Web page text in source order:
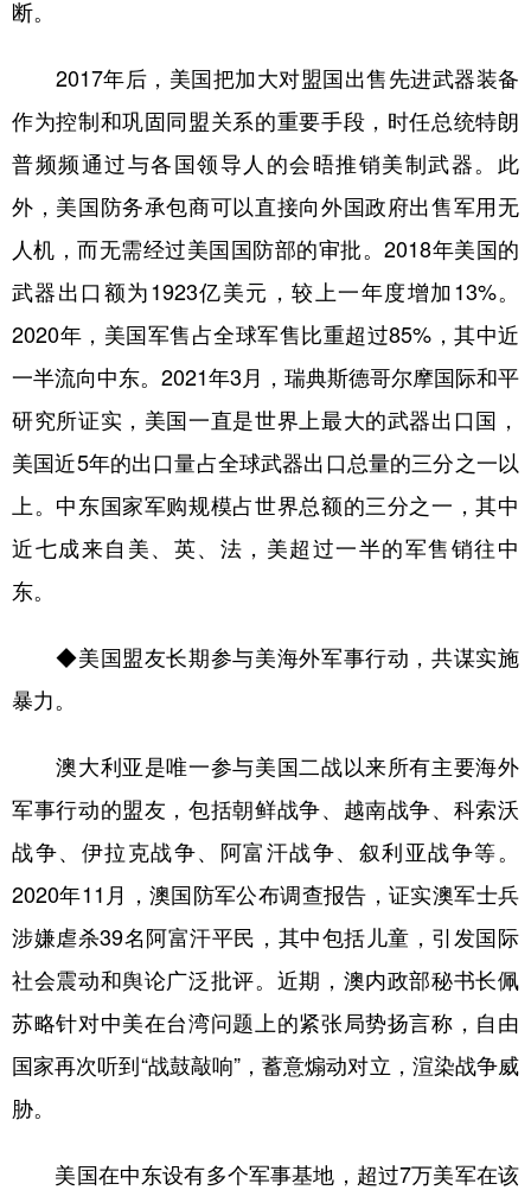
断。
2017年后，美国把加大对盟国出售先进武器装备
作为控制和巩固同盟关系的重要手段，时任总统特朗
普频频通过与各国领导人的会晤推销美制武器。此
外，美国防务承包商可以直接向外国政府出售军用无
人机，而无需经过美国国防部的审批。2018年美国的
武器出口额为1923亿美元，较上一年度增加13%。
2020年，美国军售占全球军售比重超过85%，其中近
一半流向中东。2021年3月，瑞典斯德哥尔摩国际和平
研究所证实，美国一直是世界上最大的武器出口国，
美国近5年的出口量占全球武器出口总量的三分之一以
上。中东国家军购规模占世界总额的三分之一，其中
近七成来自美、英、法，美超过一半的军售销往中
东。
◆美国盟友长期参与美海外军事行动，共谋实施
暴力。
澳大利亚是唯一参与美国二战以来所有主要海外
军事行动的盟友，包括朝鲜战争、越南战争、科索沃
战争、伊拉克战争、阿富汗战争、叙利亚战争等。
2020年11月，澳国防军公布调查报告，证实澳军士兵
涉嫌虐杀39名阿富汗平民，其中包括儿童，引发国际
社会震动和舆论广泛批评。近期，澳内政部秘书长佩
苏略针对中美在台湾问题上的紧张局势扬言称，自由
国家再次听到“战鼓敲响”，蓄意煽动对立，渲染战争威
胁。
美国在中东设有多个军事基地，超过7万美军在该